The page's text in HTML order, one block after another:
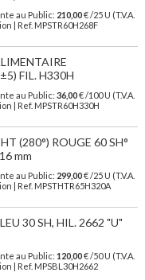
au Public: 210,00€ /25 U (T.V.A.
| Ref. MPSTR60H268F
FIL. H330H
au Public: 36,00€ /100 U (T.V.A.
| Ref. MPSTR60H330H
(280°) ROUGE 60 SH°
mm
au Public: 299,00€ /25 U (T.V.A.
| Ref. MPSTHTR65H320A
30 SH, HIL. 2662 "U"
au Public: 120,00€ /50 U (T.V.A.
| Ref. MPSBL30H2662